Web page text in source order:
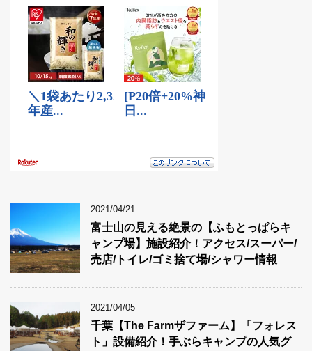
2021/04/21
富士山の見える絶景の【ふもとっぱらキ
ャンプ場】施設紹介！アクセス/スーパー/
売店/トイレ/ゴミ捨て場/シャワー情報
2021/04/05
千葉【The Farmザファーム】「フォレス
ト」設備紹介！手ぶらキャンプの人気グ